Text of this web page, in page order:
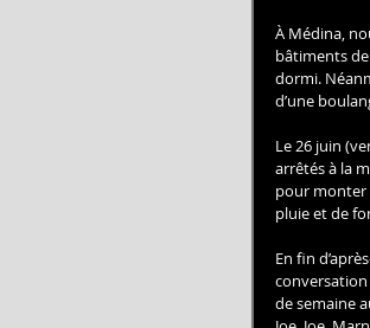
À Médina,
bâtiments
dormi.
d’une
Le 26 juin
arrêtés à la
pour monter
pluie et de
En fin
de semaine